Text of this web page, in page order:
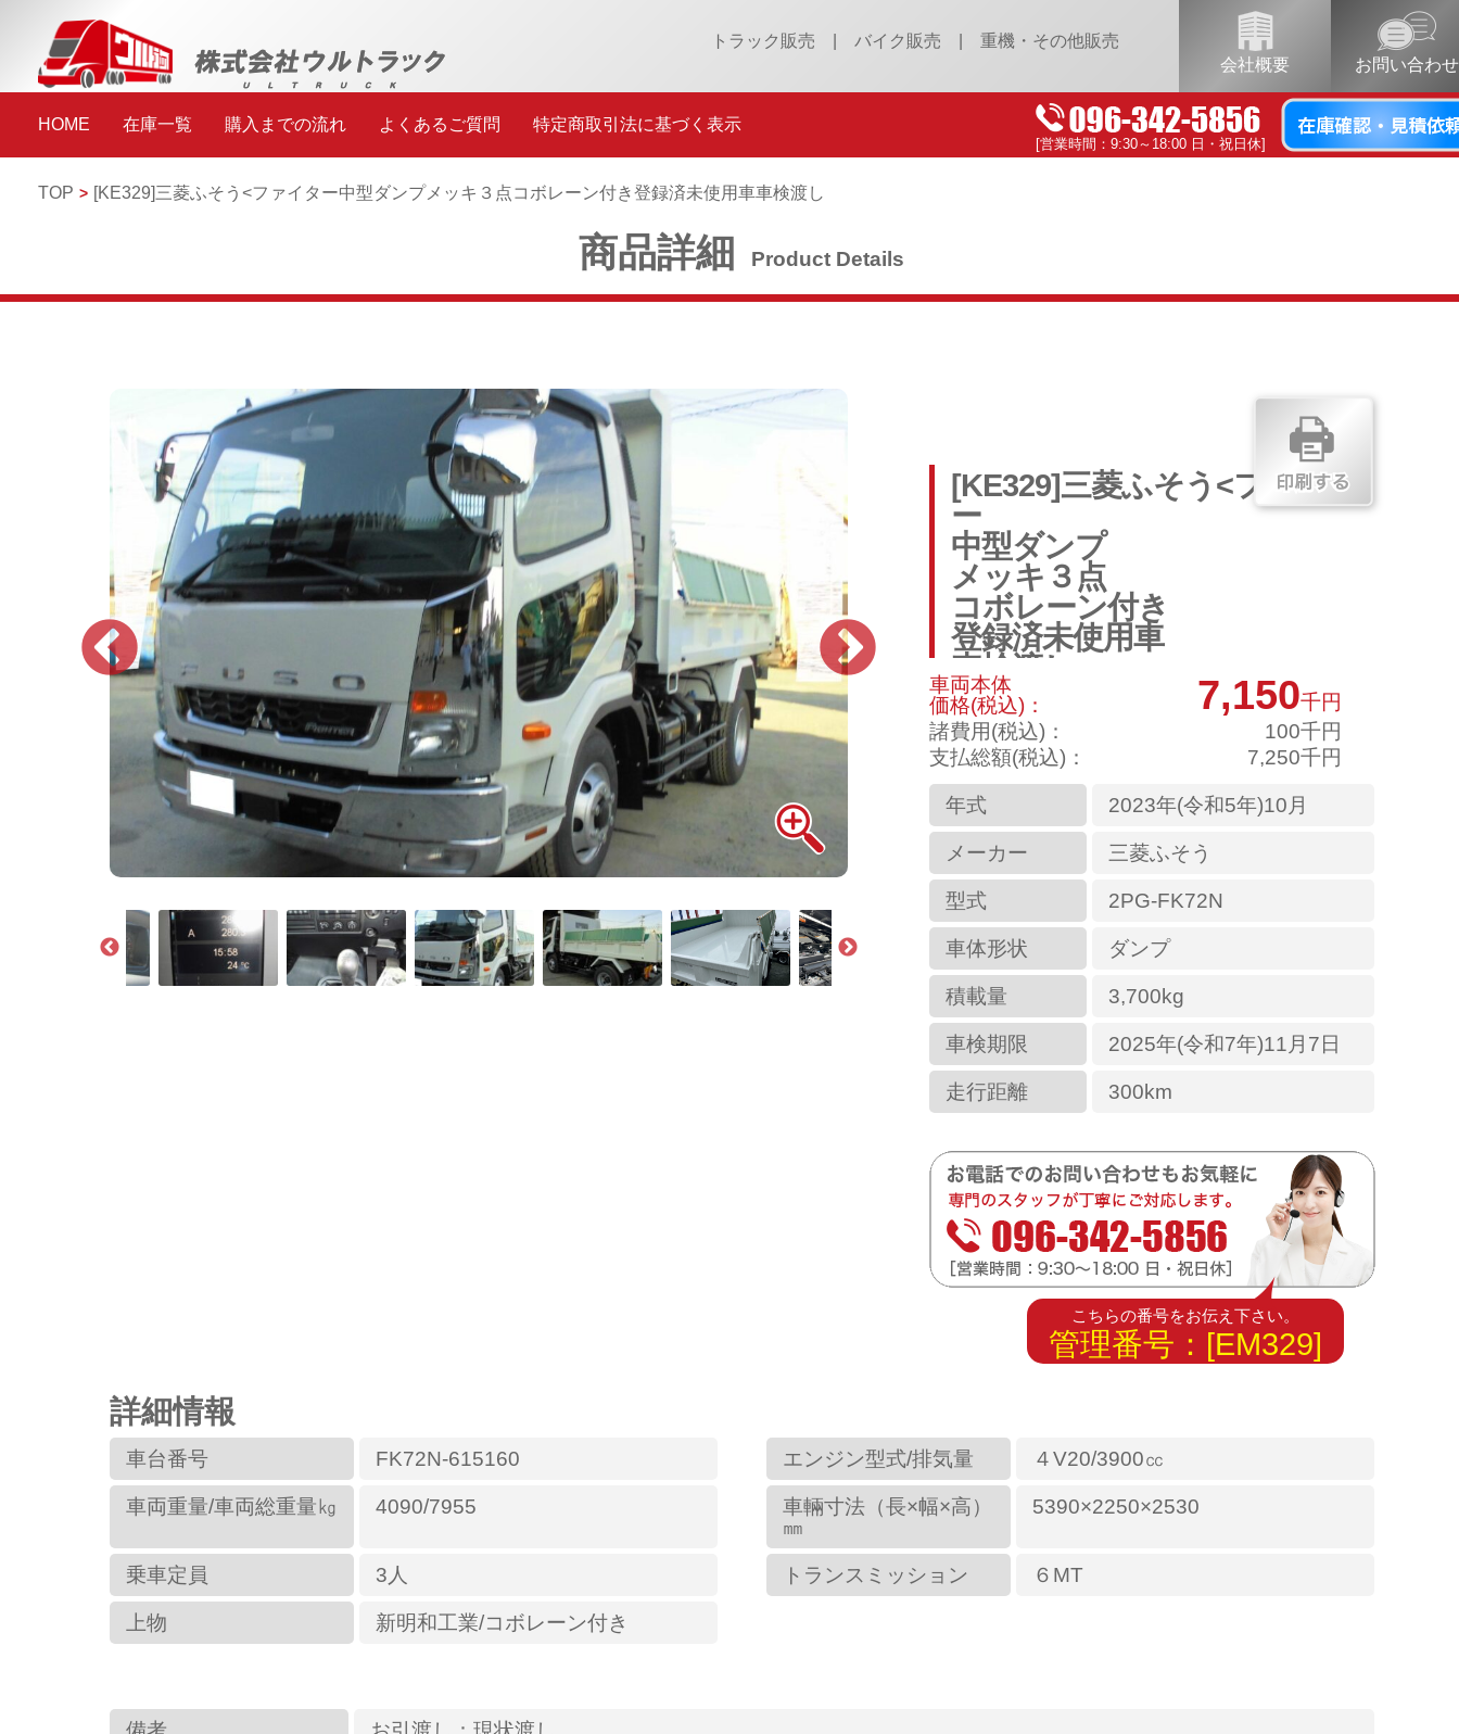
トラック販売 バイク販売
重機・その他販売
会社概要
お問い合わせ
HOME 在庫一覧 購入までの流れ よくあるご質問 特定商取引法に基づく表示
[営業時間：9:30～18:00 日・祝日休]
TOP [KE329]三菱ふそう<ファイター中型ダンプメッキ３点コボレーン付き登録済未使用車車検渡し
商品詳細 Product Details
[KE329]三菱ふそう<ファイタ
ー
中型ダンプ
メッキ３点
コボレーン付き
登録済未使用車
車検渡し
車両本体
価格(税込)：
7,150千円
諸費用(税込)：
100千円
支払総額(税込)：
7,250千円
年式 2023年(令和5年)10月
メーカー 三菱ふそう
型式 2PG-FK72N
車体形状 ダンプ
積載量 3,700kg
車検期限 2025年(令和7年)11月7日
走行距離 300km
こちらの番号をお伝え下さい。
管理番号：[EM329]
詳細情報
車台番号 FK72N-615160 エンジン型式/排気量 ４V20/3900㏄
車両重量/車両総重量㎏ 4090/7955
車輛寸法（長×幅×高）
㎜
5390×2250×2530
乗車定員 3人 トランスミッション ６MT
上物 新明和工業/コボレーン付き